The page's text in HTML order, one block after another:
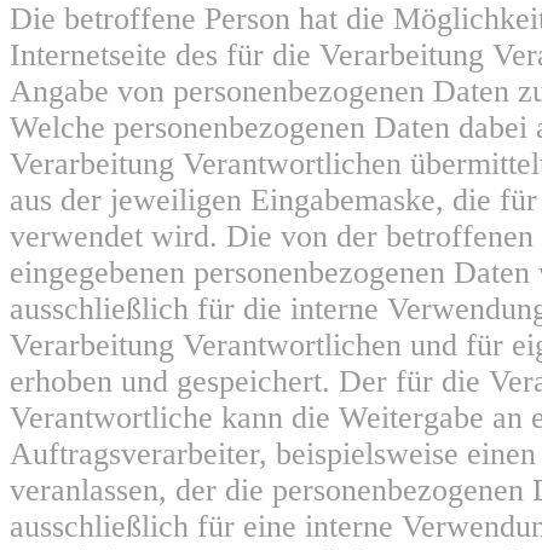
Die betroffene Person hat die
Internetseite des für die Verarbeitung
Angabe von personenbezogenen Daten
Welche personenbezogenen Daten
Verarbeitung Verantwortlichen
aus der jeweiligen Eingabemaske, die
verwendet wird. Die von der betroffenen
eingegebenen personenbezogenen Daten
ausschließlich für die interne
Verarbeitung Verantwortlichen und für
erhoben und gespeichert. Der für die
Verantwortliche kann die Weitergabe an
Auftragsverarbeiter, beispielsweise
veranlassen, der die personenbezogenen
ausschließlich für eine interne